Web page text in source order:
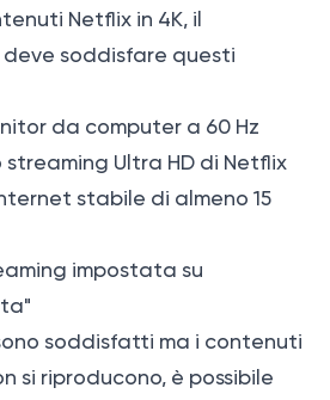
Netflix in 4K, il
deve soddisfare questi
da computer a 60 Hz
Ultra HD di Netflix
stabile di almeno 15
impostata su
soddisfatti ma i contenuti
si riproducono, è possibile